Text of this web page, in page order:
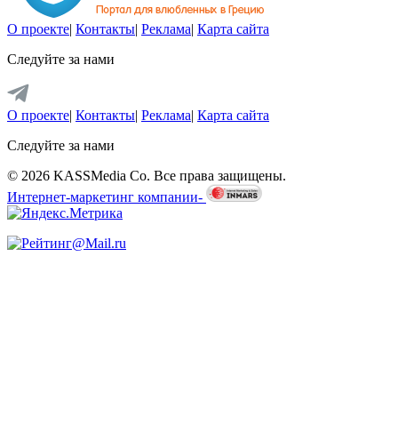
О проекте| Контакты| Реклама| Карта сайта
Следуйте за нами
О проекте| Контакты| Реклама| Карта сайта
Следуйте за нами
© 2026 KASSMedia Co. Все права защищены.
Интернет-маркетинг компании-